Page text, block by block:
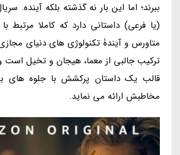
(یا فرعی) داستانی دارد که کاملا مرتبط
متاورس و آیندۀ تکنولوژی های دنیای
ترکیب جالبی از معما، هیجان و تخیل است
قالب یک داستان پرکشش با جلوه های
مخاطبش ارائه می نماید.